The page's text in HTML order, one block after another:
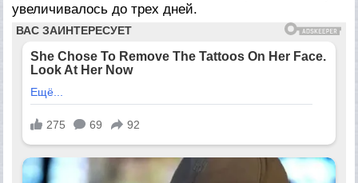
увеличивалось до трех дней.